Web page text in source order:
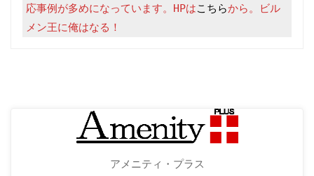
応事例が多めになっています。HPはこちらから。ビル
メン王に俺はなる！
アメニティ・プラス